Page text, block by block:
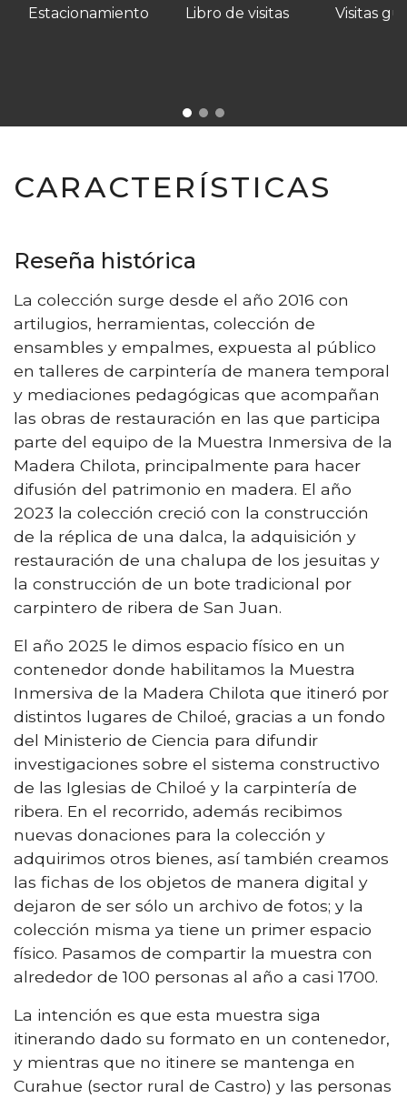
Estacionamiento Libro de visitas Visitas
CARACTERÍSTICAS
Reseña histórica
La colección surge desde el año 2016 con
artilugios, herramientas, colección de
ensambles y empalmes, expuesta al público
en talleres de carpintería de manera temporal
y mediaciones pedagógicas que acompañan
las obras de restauración en las que participa
parte del equipo de la Muestra Inmersiva de la
Madera Chilota, principalmente para hacer
difusión del patrimonio en madera. El año
2023 la colección creció con la construcción
de la réplica de una dalca, la adquisición y
restauración de una chalupa de los jesuitas y
la construcción de un bote tradicional por
carpintero de ribera de San Juan.
El año 2025 le dimos espacio físico en un
contenedor donde habilitamos la Muestra
Inmersiva de la Madera Chilota que itineró por
distintos lugares de Chiloé, gracias a un fondo
del Ministerio de Ciencia para difundir
investigaciones sobre el sistema constructivo
de las Iglesias de Chiloé y la carpintería de
ribera. En el recorrido, además recibimos
nuevas donaciones para la colección y
adquirimos otros bienes, así también creamos
las fichas de los objetos de manera digital y
dejaron de ser sólo un archivo de fotos; y la
colección misma ya tiene un primer espacio
físico. Pasamos de compartir la muestra con
alrededor de 100 personas al año a casi 1700.
La intención es que esta muestra siga
itinerando dado su formato en un contenedor,
y mientras que no itinere se mantenga en
Curahue (sector rural de Castro) y las personas